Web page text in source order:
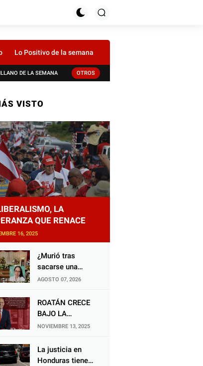
Lo Positivo de la semana
DE LA SEMANA OTROS
VISTO
LA
QUE RENACE
16, 2025
¿Murió tras
sacarse una
muela? Familia de
justicia por
presunta mala
AGOSTO 07, 2026
ROATÁN CRECE
BAJO LA
ALCALDÍA DE RON
GESTOR ALIADO
DE LA
NOVIEMBRE 13, 2025
La justicia en
Honduras tiene